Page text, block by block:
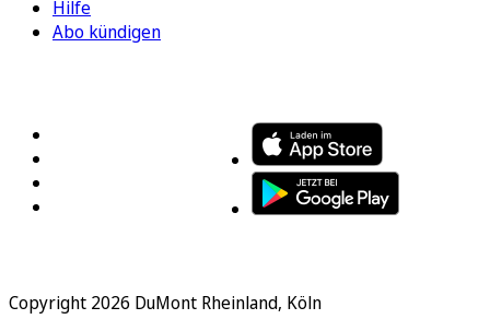
Hilfe
Abo kündigen
Copyright 2026 DuMont Rheinland, Köln